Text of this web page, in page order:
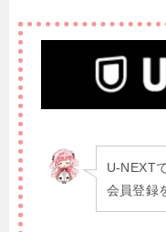
U-NEXT
会員登録